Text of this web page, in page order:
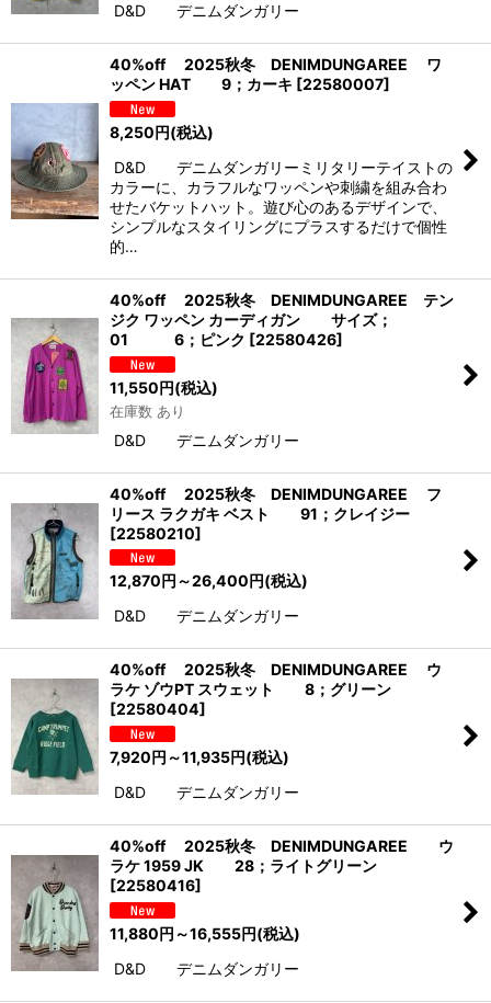
D&D デニムダンガリー
40%off 2025秋冬 DENIMDUNGAREE ワ
ッペン HAT 9；カーキ [22580007]
8,250円(税込)
D&D デニムダンガリーミリタリーテイストの
カラーに、カラフルなワッペンや刺繍を組み合わ
せたバケットハット。遊び心のあるデザインで、
シンプルなスタイリングにプラスするだけで個性
的…
40%off 2025秋冬 DENIMDUNGAREE テン
ジク ワッペン カーディガン サイズ；
01 6；ピンク [22580426]
11,550円(税込)
在庫数 あり
D&D デニムダンガリー
40%off 2025秋冬 DENIMDUNGAREE フ
リース ラクガキ ベスト 91；クレイジー
[22580210]
12,870 円 ～26,400 円(税込)
D&D デニムダンガリー
40%off 2025秋冬 DENIMDUNGAREE ウ
ラケ ゾウPT スウェット 8；グリーン
[22580404]
7,920円 ～11,935円(税込)
D&D デニムダンガリー
40%off 2025秋冬 DENIMDUNGAREE ウ
ラケ 1959 JK 28；ライトグリーン
[22580416]
11,880円 ～16,555円(税込)
D&D デニムダンガリー